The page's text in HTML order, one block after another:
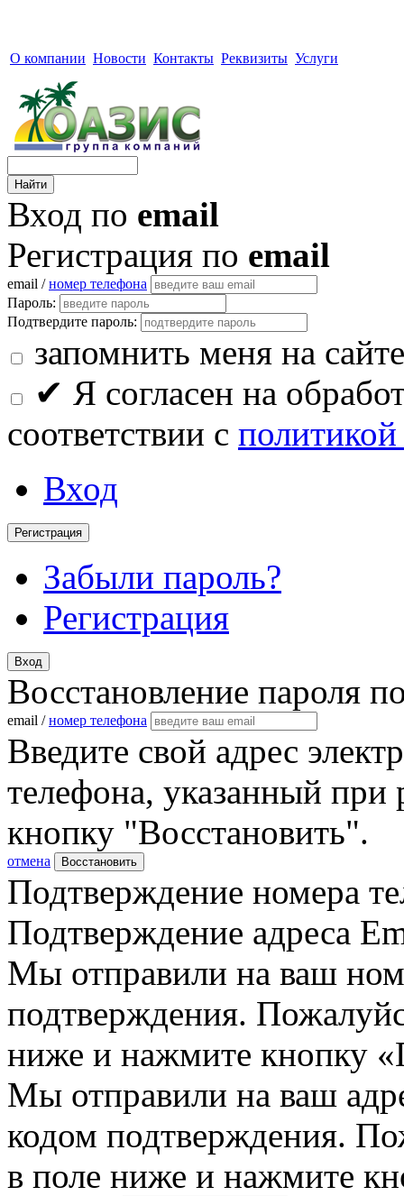
О компании Новости Контакты Реквизиты Услуги
Вход по email
Регистрация по email
email /номер телефона
Пароль:
Подтвердите пароль:
запомнить меня на сайте
✔ Я согласен на
соответствии с
Вход
Регистрация
Забыли пароль?
Регистрация
Вход
Восстановление пароля
email /номер телефона
Введите свой адрес
телефона, указанный при
кнопку "Восстановить".
отмена Восстановить
Подтверждение номера
Подтверждение адреса
Мы отправили на ваш
подтверждения.
ниже и нажмите кнопку
Мы отправили на ваш
кодом подтверждения.
в поле ниже и нажмите